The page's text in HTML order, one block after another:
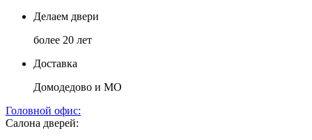
Делаем двери
более 20 лет
Доставка
Домодедово и МО
Головной офис:
Салона дверей: